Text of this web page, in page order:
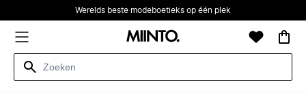
Werelds beste modeboetieks op één plek